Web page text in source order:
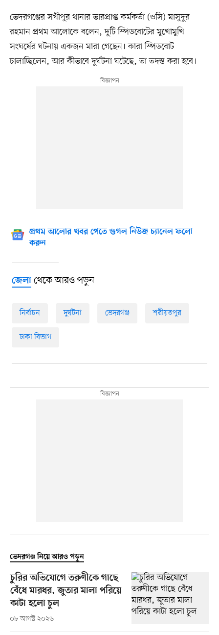
ভেদরগঞ্জের সখীপুর থানার ভারপ্রাপ্ত কর্মকর্তা (ওসি) মাসুদুর
রহমান প্রথম আলোকে বলেন, দুটি স্পিডবোটের মুখোমুখি
সংঘর্ষের ঘটনায় একজন মারা গেছেন। কারা স্পিডবোট
চালাচ্ছিলেন, আর কীভাবে দুর্ঘটনা ঘটেছে, তা তদন্ত করা হবে।
প্রথম আলোর খবর পেতে গুগল নিউজ চ্যানেল ফলো
করুন
জেলাথেকে আরও পড়ুন
নির্বাচন দুর্ঘটনা ভেদরগঞ্জ শরীয়তপুর
ঢাকা বিভাগ
ভেদরগঞ্জ নিয়ে আরও পড়ুন
চুরির অভিযোগে তরুণীকে গাছে
বেঁধে মারধর, জুতার মালা পরিয়ে
কাটা হলো চুল
০৮ আগস্ট ২০২৬